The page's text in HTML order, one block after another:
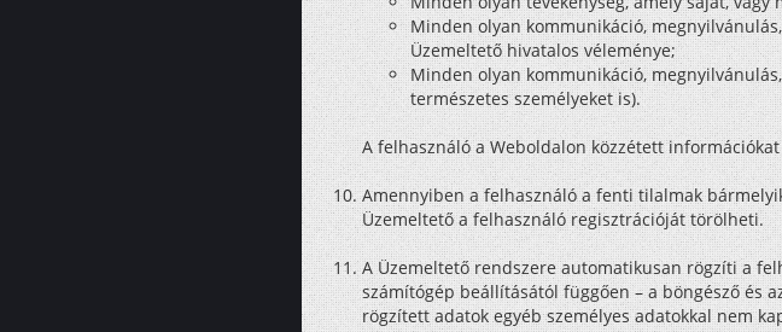
Minden olyan kommunikáció,
Üzemeltető hivatalos véleménye;
Minden olyan kommunikáció,
természetes személyeket is).
A felhasználó a Weboldalon közzétett
Amennyiben a felhasználó a fenti tilalmak
Üzemeltető a felhasználó regisztrációját törölheti.
A Üzemeltető rendszere automatikusan rögzíti a
számítógép beállításától függően – a böngésző és
rögzített adatok egyéb személyes adatokkal nem